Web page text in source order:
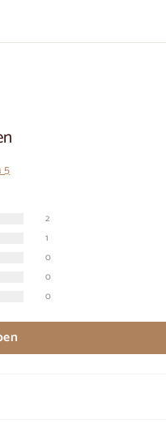
5
2
1
0
0
0